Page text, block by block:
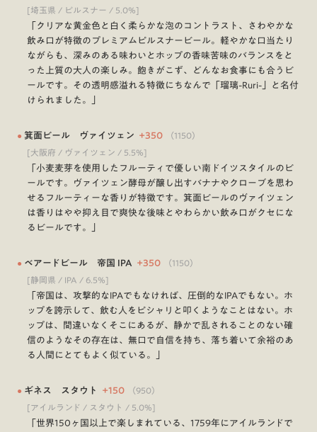
[埼玉県 / ピルスナー / 5.0%]
「クリアな黄金色と白く柔らかな泡のコントラスト、さわやかな
飲み口が特徴のプレミアムピルスナービール。軽やかな口当たり
ながらも、深みのある味わいとホップの香味苦味のバランスをと
った上質の大人の楽しみ。飽きがこず、どんなお食事にも合うビ
ールです。その透明感溢れる特徴にちなんで「瑠璃-Ruri-」と名付
けられました。」
● 箕面ビール ヴァイツェン +350 （1150）
[大阪府 / ヴァイツェン / 5.5%]
「小麦麦芽を使用したフルーティで優しい南ドイツスタイルのビ
ールです。ヴァイツェン酵母が醸し出すバナナやクローブを思わ
せるフルーティーな香りが特徴です。箕面ビールのヴァイツェン
は香りはやや抑え目で爽快な後味とやわらかい飲み口がクセにな
るビールです。」
● ベアードビール 帝国 IPA +350 （1150）
[静岡県 / IPA / 6.5%]
「帝国は、攻撃的なIPAでもなければ、圧倒的なIPAでもない。ホ
ップを誇示して、飲む人をピシャリと叩くようなことはない。ホ
ップは、間違いなくそこにあるが、静かで乱されることのない確
信のようなその存在は、無口で自信を持ち、落ち着いて余裕のあ
る人間にとてもよく似ている。」
● ギネス スタウト +150 （950）
[アイルランド / スタウト / 5.0%]
「世界150ヶ国以上で楽しまれている、1759年にアイルランドで